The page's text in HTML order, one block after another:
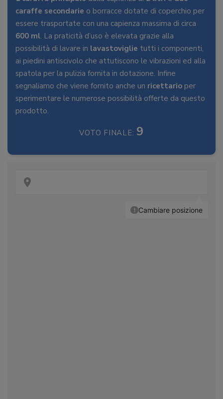
caraffe secondarie o borracce dotate di coperchio per
essere trasportate con una capienza massima di circa
600 ml. La praticità d’uso è elevata grazie alla
possibilità di lavare in lavastoviglie tutti i componenti,
ai piedini antiscivolo che attutiscono le vibrazioni ed alla
spatola per la pulizia fornita in dotazione. Infine
segnaliamo che viene fornito anche un ricettario per
sperimentare le numerose possibilità offerte da questo
prodotto.
VOTO FINALE: 9